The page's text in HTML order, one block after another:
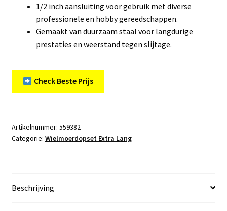
1/2 inch aansluiting voor gebruik met diverse
professionele en hobby gereedschappen.
Gemaakt van duurzaam staal voor langdurige
prestaties en weerstand tegen slijtage.
Check Beste Prijs
Artikelnummer: 559382
Categorie: Wielmoerdopset Extra Lang
Beschrijving